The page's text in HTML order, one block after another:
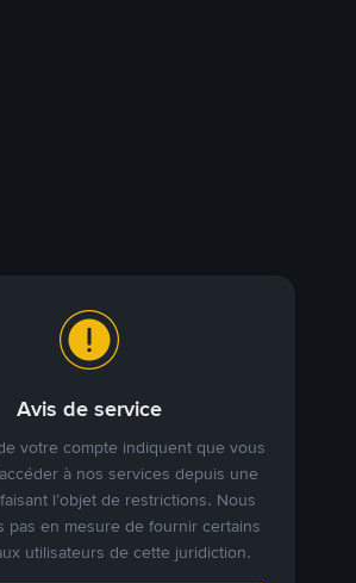
Avis de service
votre compte indiquent que vous
à nos services depuis une
l’objet de restrictions. Nous
pas en mesure de fournir certains
utilisateurs de cette juridiction.